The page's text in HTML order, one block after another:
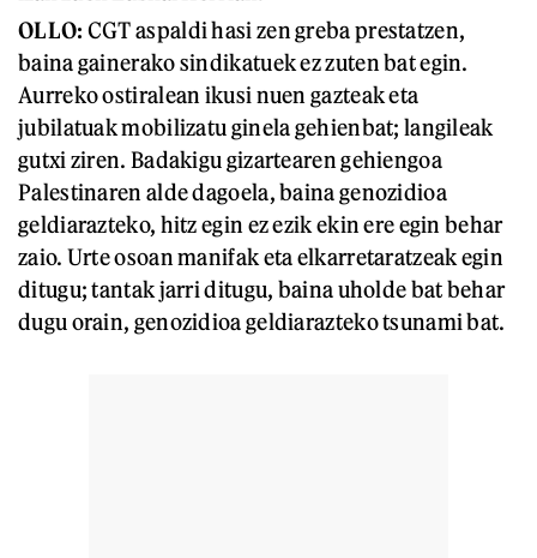
OLLO: CGT aspaldi hasi zen greba prestatzen,
baina gainerako sindikatuek ez zuten bat egin.
Aurreko ostiralean ikusi nuen gazteak eta
jubilatuak mobilizatu ginela gehienbat; langileak
gutxi ziren. Badakigu gizartearen gehiengoa
Palestinaren alde dagoela, baina genozidioa
geldiarazteko, hitz egin ez ezik ekin ere egin behar
zaio. Urte osoan manifak eta elkarretaratzeak egin
ditugu; tantak jarri ditugu, baina uholde bat behar
dugu orain, genozidioa geldiarazteko tsunami bat.